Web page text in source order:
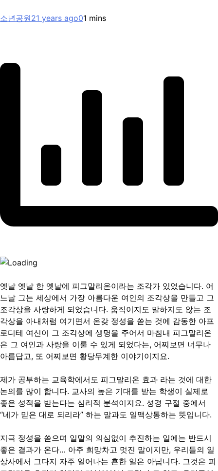
소년공원21 years ago01 mins
옛날 옛날 한 옛날에 피그말리온이라는 조각가 있었습니다. 어
느날 그는 세상에서 가장 아름다운 여인의 조각상을 만들고 그
조각상을 사랑하게 되었습니다. 움직이지도 말하지도 않는 조
각상을 아내처럼 여기면서 온갖 정성을 쏟는 것에 감동한 아프
로디테 여신이 그 조각상에 생명을 주어서 마침내 피그말리온
은 그 여인과 사랑을 이룰 수 있게 되었다는, 어찌보면 너무나
아름답고, 또 어찌보면 황당무계한 이야기이지요.
제가 공부하는 교육학에서도 피그말리온 효과 라는 것에 대한
논의를 많이 합니다. 교사의 높은 기대를 받는 학생이 실제로
좋은 성적을 받는다는 심리적 분석이지요. 성경 구절 중에서
“네가 믿은 대로 되리라” 하는 말과도 일맥상통하는 뜻입니다.
지극 정성을 쏟으며 일말의 의심없이 추진하는 일에는 반드시
좋은 결과가 온다… 아주 희망차고 멋진 말이지만, 우리들의 일
상사에서 그다지 자주 일어나는 흔한 일은 아닙니다. 그것은 피